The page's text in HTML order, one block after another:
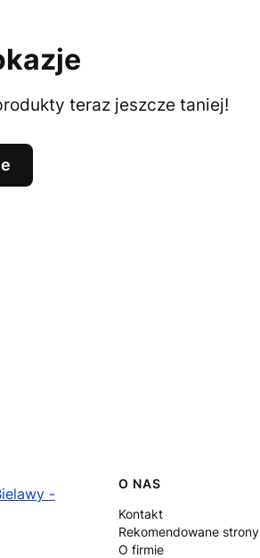
teraz jeszcze taniej!
Linki w stopce
O NAS
Kontakt
Rekomendowane strony
O firmie